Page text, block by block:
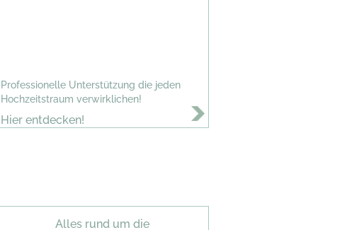
Professionelle Unterstützung die jeden
Hochzeitstraum verwirklichen!
Hier entdecken!
Alles rund um die